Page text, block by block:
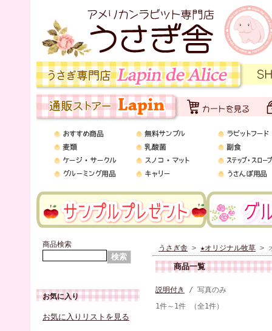
商品検索
お気に入り
お気に入りリストを見る
うさぎ舎 > ★オリジナル牧草 >
商品一覧
説明付き
/ 写真のみ
1件～1件 （全1件）